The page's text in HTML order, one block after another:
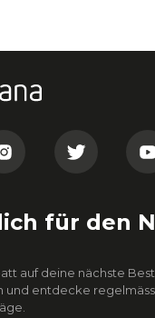
für den
auf deine nächste
und entdecke